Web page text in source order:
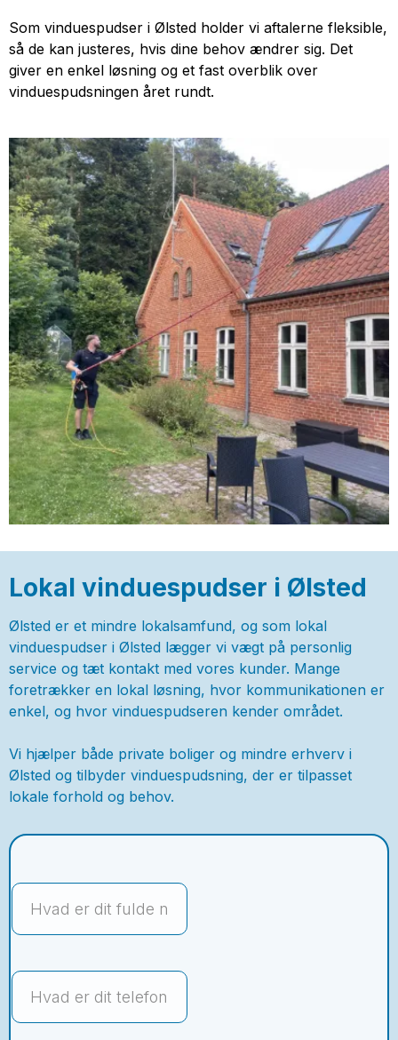
Som vinduespudser i Ølsted holder vi aftalerne fleksible,
så de kan justeres, hvis dine behov ændrer sig. Det
giver en enkel løsning og et fast overblik over
vinduespudsningen året rundt.
Lokal vinduespudser i Ølsted
Ølsted er et mindre lokalsamfund, og som lokal
vinduespudser i Ølsted lægger vi vægt på personlig
service og tæt kontakt med vores kunder. Mange
foretrækker en lokal løsning, hvor kommunikationen er
enkel, og hvor vinduespudseren kender området.
Vi hjælper både private boliger og mindre erhverv i
Ølsted og tilbyder vinduespudsning, der er tilpasset
lokale forhold og behov.